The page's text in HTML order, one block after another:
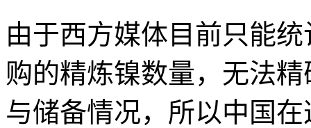
由于西方媒体目前只能
购的精炼镍数量，无法
与储备情况，所以中国